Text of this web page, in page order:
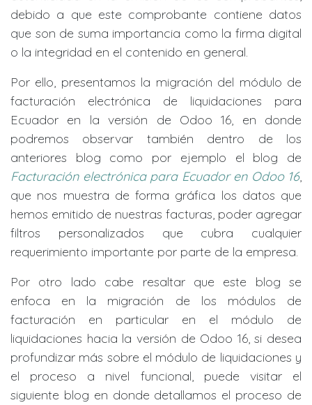
debido a que este comprobante contiene datos
que son de suma importancia como la firma digital
o la integridad en el contenido en general.
Por ello, presentamos la migración del módulo de
facturación electrónica de liquidaciones para
Ecuador en la versión de Odoo 16, en donde
podremos observar también dentro de los
anteriores blog como por ejemplo el blog de
Facturación electrónica para Ecuador en Odoo 16,
que nos muestra de forma gráfica los datos que
hemos emitido de nuestras facturas, poder agregar
filtros personalizados que cubra cualquier
requerimiento importante por parte de la empresa.
Por otro lado cabe resaltar que este blog se
enfoca en la migración de los módulos de
facturación en particular en el módulo de
liquidaciones hacia la versión de Odoo 16, si desea
profundizar más sobre el módulo de liquidaciones y
el proceso a nivel funcional, puede visitar el
siguiente blog en donde detallamos el proceso de